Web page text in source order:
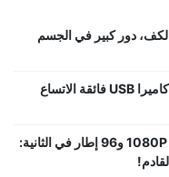
دور كبير في الجسم
مزود خدمة الإنترنت Plus وحدة كاميرا USB فائقة الاتساع
وحدة كاميرا الغالق العالمي بدقة 1080P و96 إطار في الثانية: